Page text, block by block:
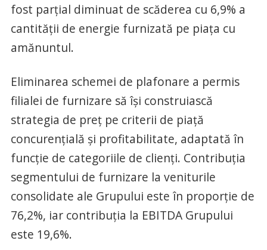
fost parțial diminuat de scăderea cu 6,9% a
cantității de energie furnizată pe piața cu
amănuntul.
Eliminarea schemei de plafonare a permis
filialei de furnizare să își construiască
strategia de preț pe criterii de piață
concurențială și profitabilitate, adaptată în
funcție de categoriile de clienți. Contribuția
segmentului de furnizare la veniturile
consolidate ale Grupului este în proporție de
76,2%, iar contribuția la EBITDA Grupului
este 19,6%.